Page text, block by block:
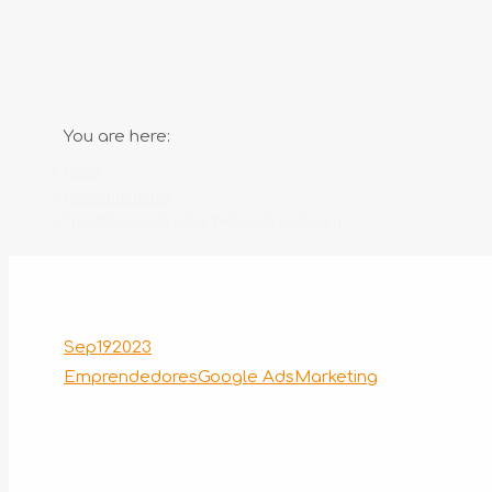
You are here:
Sep192023
EmprendedoresGoogle AdsMarketing